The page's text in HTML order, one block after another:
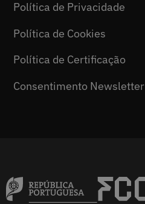
Política de Privacidade
Política de Cookies
Política de Certificação
Consentimento Newsletter